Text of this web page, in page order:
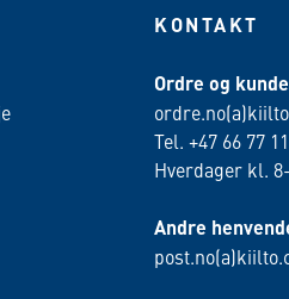
KONTAKT
Ordre og
Tel. +47 66 77
Hverdager kl.
Andre